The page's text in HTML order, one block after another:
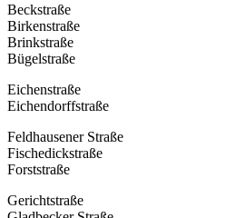
Beckstraße
Birkenstraße
Brinkstraße
Bügelstraße
Eichenstraße
Eichendorffstraße
Feldhausener Straße
Fischedickstraße
Forststraße
Gerichtstraße